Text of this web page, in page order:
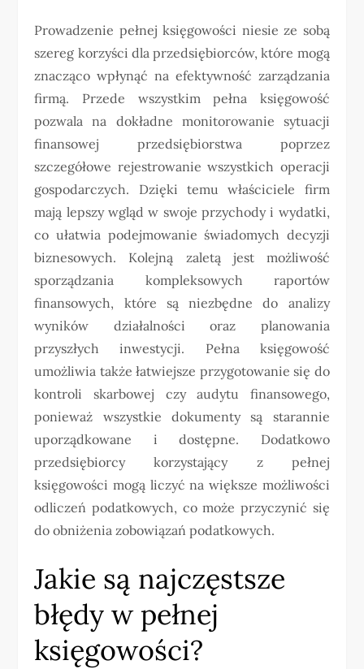
Prowadzenie pełnej księgowości niesie ze sobą
szereg korzyści dla przedsiębiorców, które mogą
znacząco wpłynąć na efektywność zarządzania
firmą. Przede wszystkim pełna księgowość
pozwala na dokładne monitorowanie sytuacji
finansowej przedsiębiorstwa poprzez
szczegółowe rejestrowanie wszystkich operacji
gospodarczych. Dzięki temu właściciele firm
mają lepszy wgląd w swoje przychody i wydatki,
co ułatwia podejmowanie świadomych decyzji
biznesowych. Kolejną zaletą jest możliwość
sporządzania kompleksowych raportów
finansowych, które są niezbędne do analizy
wyników działalności oraz planowania
przyszłych inwestycji. Pełna księgowość
umożliwia także łatwiejsze przygotowanie się do
kontroli skarbowej czy audytu finansowego,
ponieważ wszystkie dokumenty są starannie
uporządkowane i dostępne. Dodatkowo
przedsiębiorcy korzystający z pełnej
księgowości mogą liczyć na większe możliwości
odliczeń podatkowych, co może przyczynić się
do obniżenia zobowiązań podatkowych.
Jakie są najczęstsze
błędy w pełnej
księgowości?